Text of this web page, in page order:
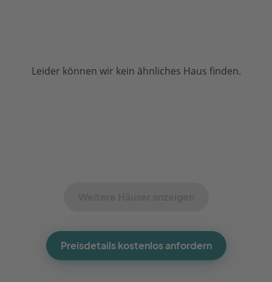
Leider können wir kein ähnliches Haus finden.
Preisdetails kostenlos anfordern